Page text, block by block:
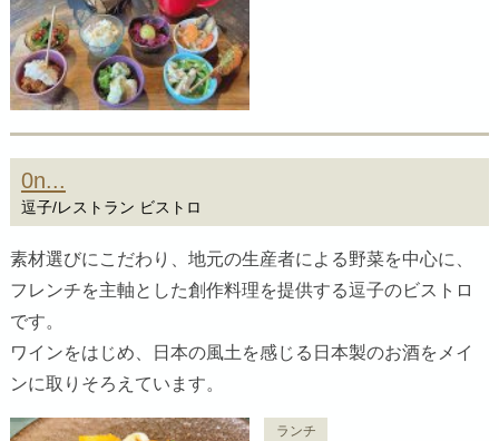
0n...
逗子/レストラン ビストロ
素材選びにこだわり、地元の生産者による野菜を中心に、
フレンチを主軸とした創作料理を提供する逗子のビストロ
です。
ワインをはじめ、日本の風土を感じる日本製のお酒をメイ
ンに取りそろえています。
ランチ